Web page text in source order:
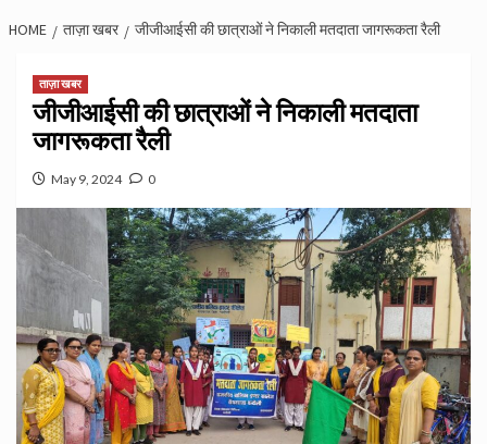
HOME ताज़ा खबर जीजीआईसी की छात्राओं ने निकाली मतदाता जागरूकता रैली
ताज़ा खबर
जीजीआईसी की छात्राओं ने निकाली मतदाता
जागरूकता रैली
May 9, 2024 0